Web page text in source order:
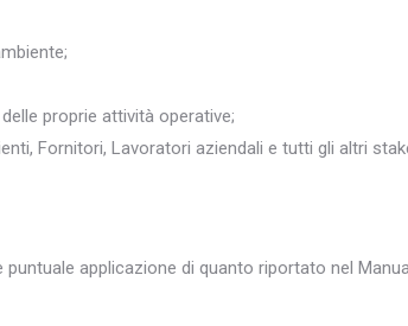
proprie attività operative;
Fornitori, Lavoratori aziendali e tutti gli altri
applicazione di quanto riportato nel